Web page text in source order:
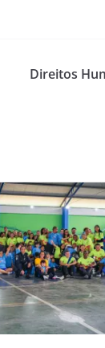
Direitos